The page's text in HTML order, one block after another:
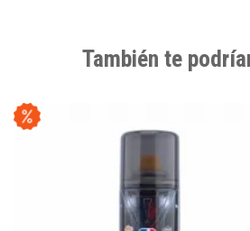
También te